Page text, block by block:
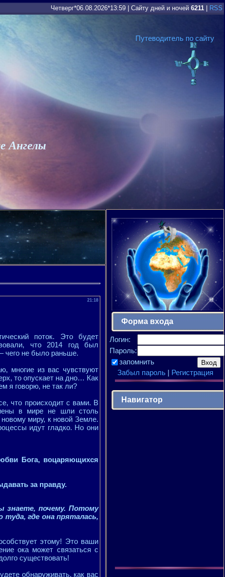
Четверг*06.08.2026*13:59 Сайту дней и ночей 6211 RSS
Путеводитель по сайту
Ангелы
21:18
поток. Это будет
что 2014 год был
чего не было раньше.
многие из вас чувствуют
то опускает на дно… Как
я говорю, не так ли?
что происходит с вами. В
в мире не шли столь
миру, к новой Земле.
идут гладко. Но они
Бога, воцаряющихся
за правду.
знаете, почему. Потому
где она пряталась,
этому! Это ваши
ока может связаться с
существовать!
обнаруживать, как вас
Форма входа
Логин:
Пароль:
запомнить
Забыл пароль| Регистрация
Навигатор